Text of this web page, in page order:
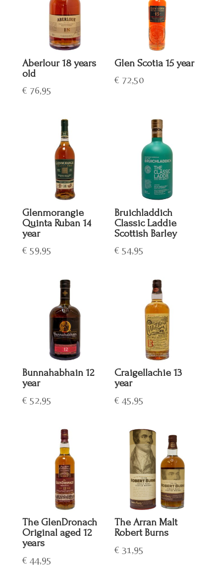
Aberlour 18 years
old
€ 76,95
Glen Scotia 15 year
€ 72,50
Glenmorangie
Quinta Ruban 14
year
€ 59,95
Bruichladdich
Classic Laddie
Scottish Barley
€ 54,95
Bunnahabhain 12
year
€ 52,95
Craigellachie 13
year
€ 45,95
The GlenDronach
Original aged 12
years
€ 44,95
The Arran Malt
Robert Burns
€ 31,95